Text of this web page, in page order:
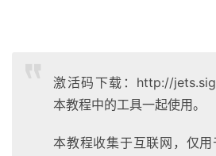
激活码下载：http://
本教程中的工具一起使用。
本教程收集于互联网，仅